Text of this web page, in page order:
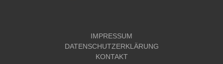
IMPRESSUM
DATENSCHUTZERKLÄRUNG
KONTAKT